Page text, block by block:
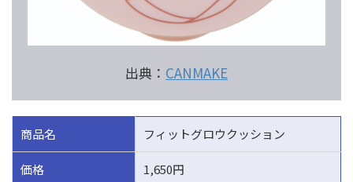
出典： CANMAKE
商品名 フィットグロウクッション
価格 1,650円